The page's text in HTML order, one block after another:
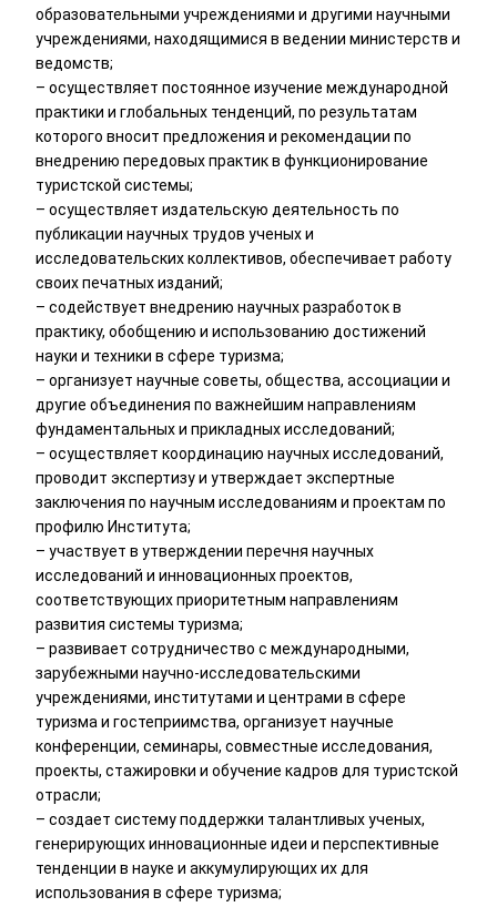
образовательными учреждениями и другими научными
учреждениями, находящимися в ведении министерств и
ведомств;
– осуществляет постоянное изучение международной
практики и глобальных тенденций, по результатам
которого вносит предложения и рекомендации по
внедрению передовых практик в функционирование
туристской системы;
– осуществляет издательскую деятельность по
публикации научных трудов ученых и
исследовательских коллективов, обеспечивает работу
своих печатных изданий;
– содействует внедрению научных разработок в
практику, обобщению и использованию достижений
науки и техники в сфере туризма;
– организует научные советы, общества, ассоциации и
другие объединения по важнейшим направлениям
фундаментальных и прикладных исследований;
– осуществляет координацию научных исследований,
проводит экспертизу и утверждает экспертные
заключения по научным исследованиям и проектам по
профилю Института;
– участвует в утверждении перечня научных
исследований и инновационных проектов,
соответствующих приоритетным направлениям
развития системы туризма;
– развивает сотрудничество с международными,
зарубежными научно-исследовательскими
учреждениями, институтами и центрами в сфере
туризма и гостеприимства, организует научные
конференции, семинары, совместные исследования,
проекты, стажировки и обучение кадров для туристской
отрасли;
– создает систему поддержки талантливых ученых,
генерирующих инновационные идеи и перспективные
тенденции в науке и аккумулирующих их для
использования в сфере туризма;